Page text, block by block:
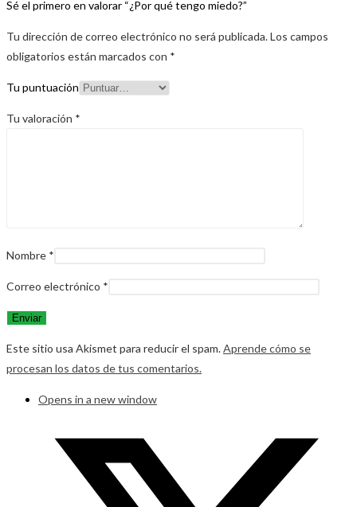
Sé el primero en valorar “¿Por qué tengo miedo?”
Tu dirección de correo electrónico no será publicada.Los campos
obligatorios están marcados con *
Tu puntuación
Tu valoración *
Nombre *
Correo electrónico *
Este sitio usa Akismet para reducir el spam.Aprende cómo se
procesan los datos de tus comentarios.
Opens in a new window